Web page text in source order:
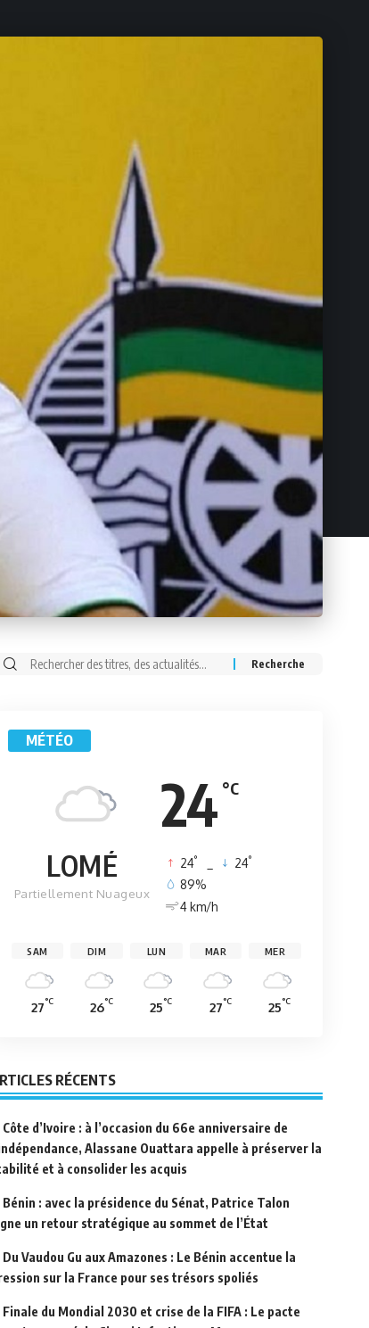
Rechercher:
MÉTÉO
24 °C
LOMÉ
Partiellement Nuageux
24° 24°
89%
4 km/h
SAM
27°C
DIM
26°C
LUN
25°C
MAR
27°C
MER
25°C
RÉCENTS
Côte d’Ivoire : à l’occasion du 66e anniversaire de
Alassane Ouattara appelle à préserver la
et à consolider les acquis
Bénin : avec la présidence du Sénat, Patrice Talon
un retour stratégique au sommet de l’État
Du Vaudou Gu aux Amazones : Le Bénin accentue la
sur la France pour ses trésors spoliés
Finale du Mondial 2030 et crise de la FIFA : Le pacte